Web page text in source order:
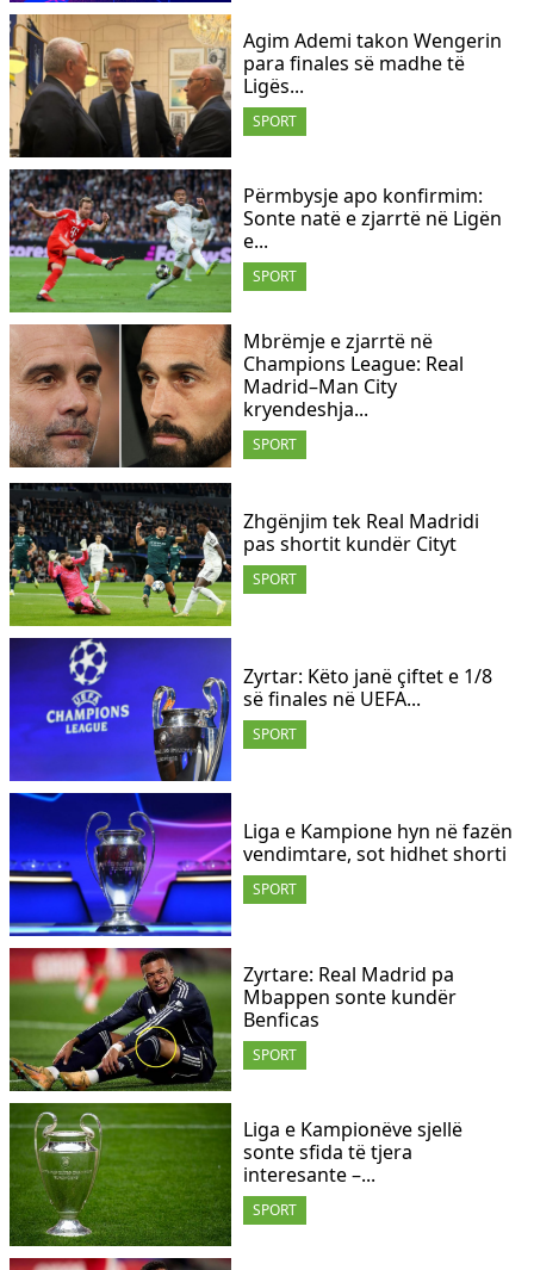
SPORT
Agim Ademi takon Wengerin
para finales së madhe të
Ligës...
SPORT
Përmbysje apo konfirmim:
Sonte natë e zjarrtë në Ligën
e...
SPORT
Mbrëmje e zjarrtë në
Champions League: Real
Madrid–Man City
kryendeshja...
SPORT
Zhgënjim tek Real Madridi
pas shortit kundër Cityt
SPORT
Zyrtar: Këto janë çiftet e 1/8
së finales në UEFA...
SPORT
Liga e Kampione hyn në fazën
vendimtare, sot hidhet shorti
SPORT
Zyrtare: Real Madrid pa
Mbappen sonte kundër
Benficas
SPORT
​Liga e Kampionëve sjellë
sonte sfida të tjera
interesante –...